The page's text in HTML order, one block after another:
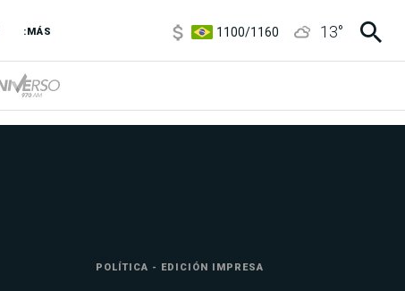
:MÁS
3,8/4
13°
POLÍTICA - EDICIÓN IMPRESA